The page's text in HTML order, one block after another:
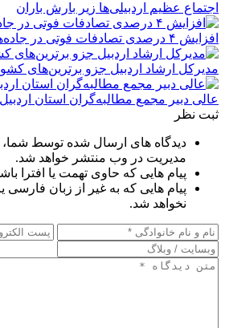
اجتماع عظیم اردبیلی‌ها زیر بارش باران
افزایش ۴ درصدی تصادفات فوتی در جاده‌های اردبیل
مدیرکل ارشاد اردبیل جزو برترین‌های
عالی دبیر مجمع مطالبه‌گران استان
ثبت نظر
دیدگاه های ارسال شده توسط شما،
مدیریت در وب منتشر خواهد شد.
پیام هایی که حاوی تهمت یا افترا
پیام هایی که به غیر از زبان فارسی
نخواهد شد.